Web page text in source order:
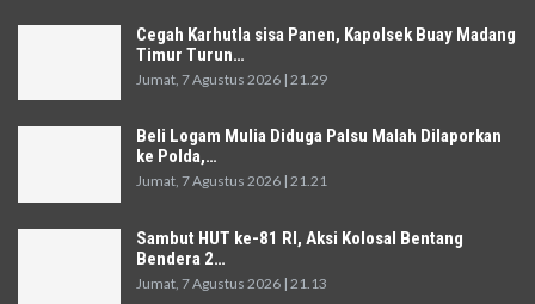
Cegah Karhutla sisa Panen, Kapolsek Buay Madang
Timur Turun…
Jumat, 7 Agustus 2026 | 21.29
Beli Logam Mulia Diduga Palsu Malah Dilaporkan
ke Polda,…
Jumat, 7 Agustus 2026 | 21.21
Sambut HUT ke-81 RI, Aksi Kolosal Bentang
Bendera 2…
Jumat, 7 Agustus 2026 | 21.13